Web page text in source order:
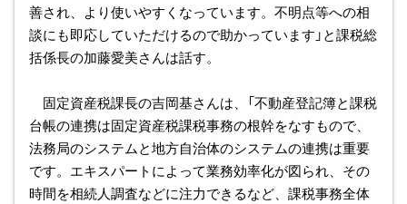
善され、より使いやすくなっています。不明点等への相
談にも即応していただけるので助かっています」と課税総
括係長の加藤愛美さんは話す。
固定資産税課長の吉岡基さんは、「不動産登記簿と課税
台帳の連携は固定資産税課税事務の根幹をなすもので、
法務局のシステムと地方自治体のシステムの連携は重要
です。エキスパートによって業務効率化が図られ、その
時間を相続人調査などに注力できるなど、課税事務全体